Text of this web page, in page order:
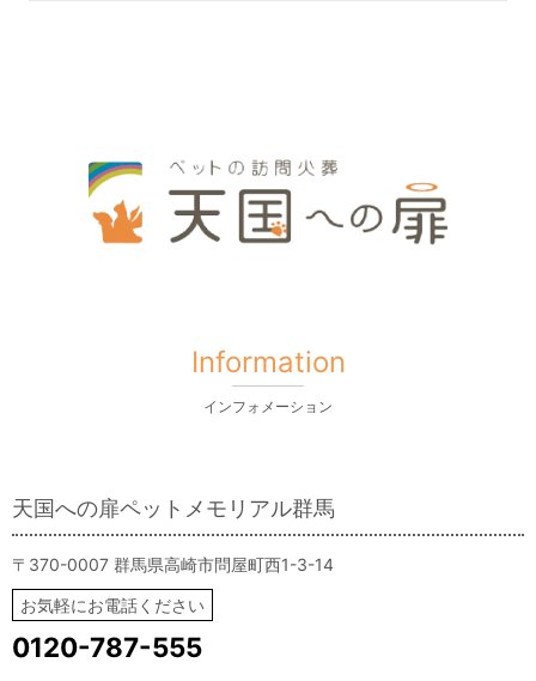
Information
インフォメーション
天国への扉ペットメモリアル群馬
〒370-0007 群馬県高崎市問屋町西1-3-14
お気軽にお電話ください
0120-787-555